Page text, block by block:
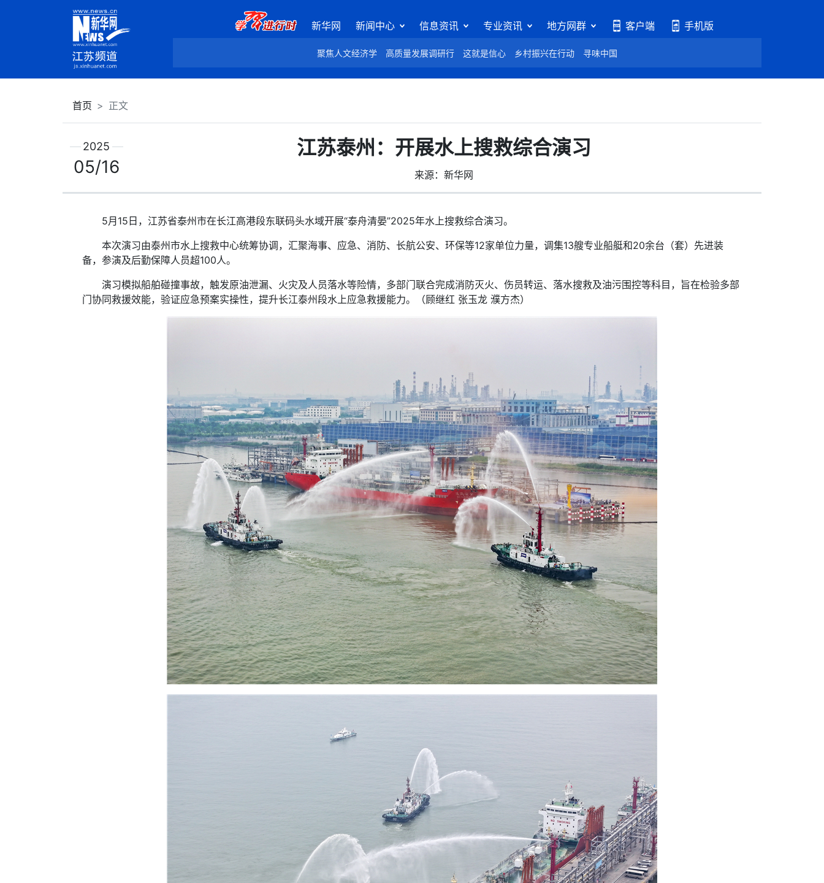
新华网 新闻中心 信息资讯 专业资讯 地方网群 客户端 手机版
聚焦人文经济学 高质量发展调研行 这就是信心 乡村振兴在行动 寻味中国
首页 正文
江苏泰州：开展水上搜救综合演习
来源：新华网
2025
05/16
5月15日，江苏省泰州市在长江高港段东联码头水域开展“泰舟清晏”2025年水上搜救综合演习。
本次演习由泰州市水上搜救中心统筹协调，汇聚海事、应急、消防、长航公安、环保等12家单位力量，调集13艘专业船艇和20余台（套）先进装
备，参演及后勤保障人员超100人。
演习模拟船舶碰撞事故，触发原油泄漏、火灾及人员落水等险情，多部门联合完成消防灭火、伤员转运、落水搜救及油污围控等科目，旨在检验多部
门协同救援效能，验证应急预案实操性，提升长江泰州段水上应急救援能力。（顾继红 张玉龙 濮方杰）